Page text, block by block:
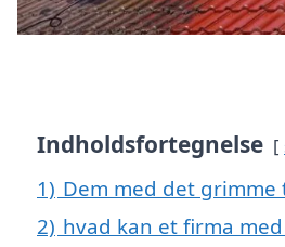
Indholdsfortegnelse
1) Dem med det grimme
2) hvad kan et firma